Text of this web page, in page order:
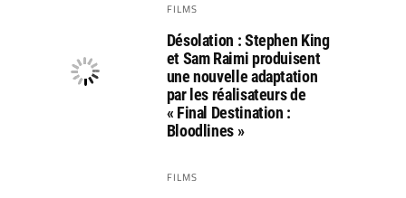
FILMS
Désolation : Stephen King
et Sam Raimi produisent
une nouvelle adaptation
par les réalisateurs de
« Final Destination :
Bloodlines »
FILMS